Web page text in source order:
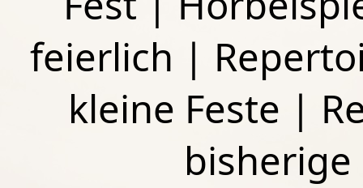
feierlich |
kleine Feste |